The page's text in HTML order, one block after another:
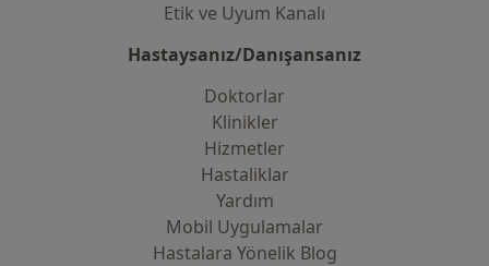
Etik ve Uyum Kanalı
Hastaysanız/Danışansanız
Doktorlar
Klinikler
Hizmetler
Hastaliklar
Yardım
Mobil Uygulamalar
Hastalara Yönelik Blog